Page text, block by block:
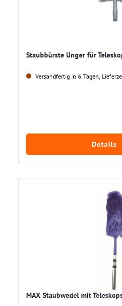
Staubbürste Unger für
Versandfertig in 6 Tagen,
Details
MAX Staubwedel mit